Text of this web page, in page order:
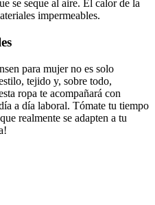
se seque al aire. El calor de la
impermeables.
para mujer no es solo
tejido y, sobre todo,
ropa te acompañará con
a día laboral. Tómate tu tiempo
realmente se adapten a tu